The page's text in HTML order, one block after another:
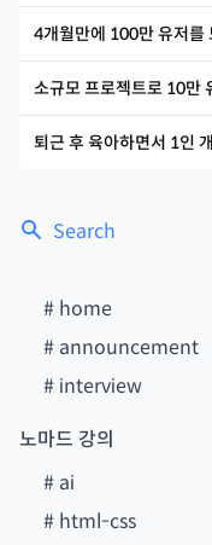
Search
# home
# announcement
# interview
노마드 강의
# ai
# html-css
4개월만에 100만 유저를
소규모 프로젝트로 10만
퇴근 후 육아하면서 1인